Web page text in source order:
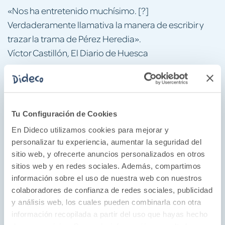
Tu Configuración de Cookies
En Dideco utilizamos cookies para mejorar y
personalizar tu experiencia, aumentar la seguridad del
sitio web, y ofrecerte anuncios personalizados en otros
sitios web y en redes sociales. Además, compartimos
información sobre el uso de nuestra web con nuestros
colaboradores de confianza de redes sociales, publicidad
y análisis web, los cuales pueden combinarla con otra
información recopilada a partir del uso que hayas hecho
«Nos ha entretenido muchísimo. [?]
Verdaderamente llamativa la manera de escribir y
trazar la trama de Pérez Heredia».
Víctor Castillón, El Diario de Huesca
«María Pérez Heredia llega con paso firme para
convertirse en una gran dama de la novela
Benjamín Prado, Todos somos sospechosos
«Sorprende esta joven escritora con un noir intenso,
de profundidad, que acreditauna gran madurez
literaria. [...] Léala, porque lo va a pasar bien».
J. Infante. J.M. Barasorda. O. B. de Otálora, El Correo
«Asfixiante. [...] Me ha fascinado. [...] Para los
amantes de las etiquetas: cojan un rural noircon